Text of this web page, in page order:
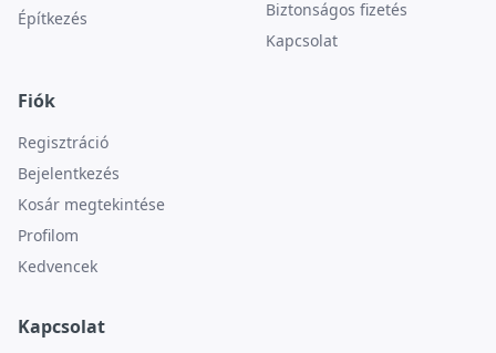
Építkezés
Biztonságos fizetés
Kapcsolat
Fiók
Regisztráció
Bejelentkezés
Kosár megtekintése
Profilom
Kedvencek
Kapcsolat